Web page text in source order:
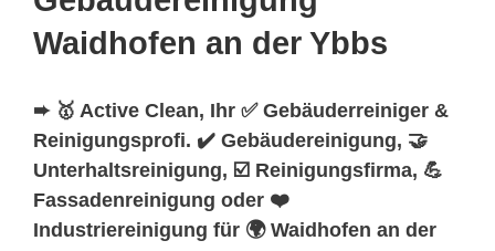
Waidhofen an der Ybbs
➨ 🥇 Active Clean, Ihr ✅ Gebäuderreiniger &
Reinigungsprofi. ✔️ Gebäudereinigung, 🤝
Unterhaltsreinigung, ☑️ Reinigungsfirma, 💪
Fassadenreinigung oder ❤️
Industriereinigung für 🌍 Waidhofen an der